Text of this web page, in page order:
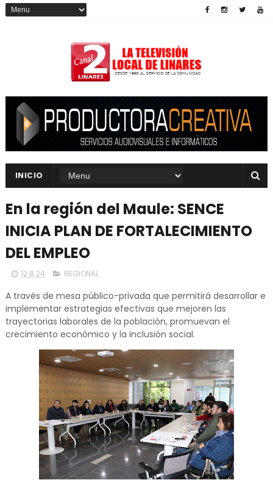
INICIO
En la región del Maule: SENCE
INICIA PLAN DE FORTALECIMIENTO
DEL EMPLEO
12.8.24 REGIONAL
A través de mesa público-privada que permitirá desarrollar e
implementar estrategias efectivas que mejoren las
trayectorias laborales de la población, promuevan el
crecimiento económico y la inclusión social.